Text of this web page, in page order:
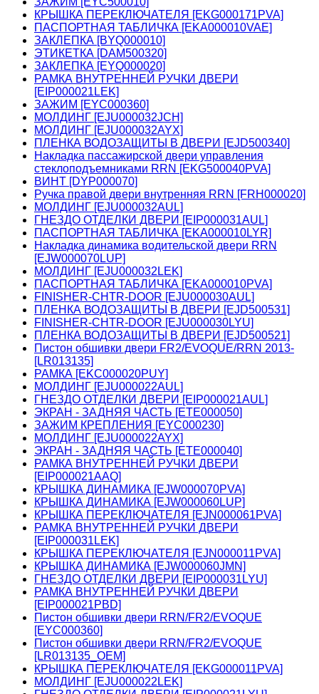
КРЫШКА ПЕРЕКЛЮЧАТЕЛЯ [EKG000171PVA]
ПАСПОРТНАЯ ТАБЛИЧКА [EKA000010VAE]
ЗАКЛЕПКА [BYQ000010]
ЭТИКЕТКА [DAM500320]
ЗАКЛЕПКА [EYQ000020]
РАМКА ВНУТРЕННЕЙ РУЧКИ ДВЕРИ
[EIP000021LEK]
ЗАЖИМ [EYC000360]
МОЛДИНГ [EJU000032JCH]
МОЛДИНГ [EJU000032AYX]
ПЛЕНКА ВОДОЗАЩИТЫ В ДВЕРИ [EJD500340]
Накладка пассажирской двери управления
стеклоподъемниками RRN [EKG500040PVA]
ВИНТ [DYP000070]
Ручка правой двери внутренняя RRN [FRH000020]
МОЛДИНГ [EJU000032AUL]
ГНЕЗДО ОТДЕЛКИ ДВЕРИ [EIP000031AUL]
ПАСПОРТНАЯ ТАБЛИЧКА [EKA000010LYR]
Накладка динамика водительской двери RRN
[EJW000070LUP]
МОЛДИНГ [EJU000032LEK]
ПАСПОРТНАЯ ТАБЛИЧКА [EKA000010PVA]
FINISHER-CHTR-DOOR [EJU000030AUL]
ПЛЕНКА ВОДОЗАЩИТЫ В ДВЕРИ [EJD500531]
FINISHER-CHTR-DOOR [EJU000030LYU]
ПЛЕНКА ВОДОЗАЩИТЫ В ДВЕРИ [EJD500521]
Пистон обшивки двери FR2/EVOQUE/RRN 2013-
[LR013135]
РАМКА [EKC000020PUY]
МОЛДИНГ [EJU000022AUL]
ГНЕЗДО ОТДЕЛКИ ДВЕРИ [EIP000021AUL]
ЭКРАН - ЗАДНЯЯ ЧАСТЬ [ETE000050]
ЗАЖИМ КРЕПЛЕНИЯ [EYC000230]
МОЛДИНГ [EJU000022AYX]
ЭКРАН - ЗАДНЯЯ ЧАСТЬ [ETE000040]
РАМКА ВНУТРЕННЕЙ РУЧКИ ДВЕРИ
[EIP000021AAQ]
КРЫШКА ДИНАМИКА [EJW000070PVA]
КРЫШКА ДИНАМИКА [EJW000060LUP]
КРЫШКА ПЕРЕКЛЮЧАТЕЛЯ [EJN000061PVA]
РАМКА ВНУТРЕННЕЙ РУЧКИ ДВЕРИ
[EIP000031LEK]
КРЫШКА ПЕРЕКЛЮЧАТЕЛЯ [EJN000011PVA]
КРЫШКА ДИНАМИКА [EJW000060JMN]
ГНЕЗДО ОТДЕЛКИ ДВЕРИ [EIP000031LYU]
РАМКА ВНУТРЕННЕЙ РУЧКИ ДВЕРИ
[EIP000021PBD]
Пистон обшивки двери RRN/FR2/EVOQUE
[EYC000360]
Пистон обшивки двери RRN/FR2/EVOQUE
[LR013135_OEM]
КРЫШКА ПЕРЕКЛЮЧАТЕЛЯ [EKG000011PVA]
МОЛДИНГ [EJU000022LEK]